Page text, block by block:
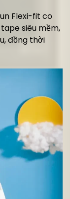
Flexi-fit co
siêu mềm,
đồng thời